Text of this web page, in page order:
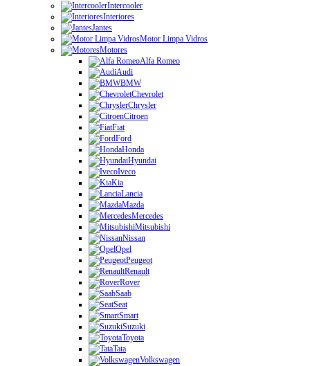
Intercooler
Interiores
Jantes
Motor Limpa Vidros
Motores
Alfa Romeo
Audi
BMW
Chevrolet
Chrysler
Citroen
Fiat
Ford
Honda
Hyundai
Iveco
Kia
Lancia
Mazda
Mercedes
Mitsubishi
Nissan
Opel
Peugeot
Renault
Rover
Saab
Seat
Smart
Suzuki
Toyota
Tata
Volkswagen